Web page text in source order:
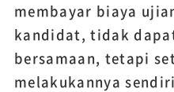
membayar biaya
kandidat, tidak
bersamaan, tetapi
melakukannya